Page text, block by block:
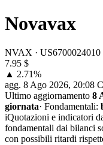
Novavax
NVAX · US6700024010
7.95 $
▲ 2.71%
agg. 8 Ago 2026, 20:08
Ultimo aggiornamento 8
giornata· Fondamentali:
iQuotazioni e indicatori
fondamentali dai bilanci
con possibili ritardi